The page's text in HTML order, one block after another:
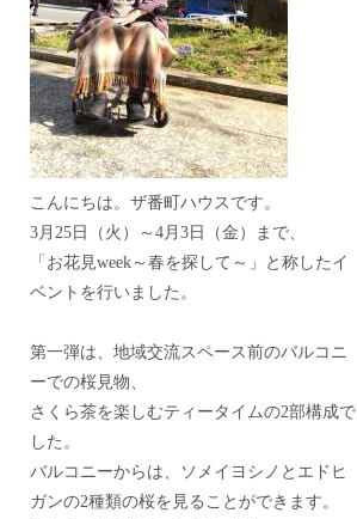
こんにちは。ザ番町ハウスです。
3月25日（火）～4月3日（金）まで、
「お花見week～春を探して～」と称したイ
ベントを行いました。
第一弾は、地域交流スペース前のバルコニ
ーでの桜見物、
さくら茶を楽しむティータイムの2部構成で
した。
バルコニーからは、ソメイヨシノとエドヒ
ガンの2種類の桜を見ることができます。